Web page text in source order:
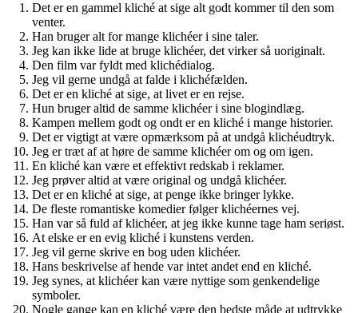
Det er en gammel kliché at sige alt godt kommer til den som
venter.
Han bruger alt for mange klichéer i sine taler.
Jeg kan ikke lide at bruge klichéer, det virker så uoriginalt.
Den film var fyldt med klichédialog.
Jeg vil gerne undgå at falde i klichéfælden.
Det er en kliché at sige, at livet er en rejse.
Hun bruger altid de samme klichéer i sine blogindlæg.
Kampen mellem godt og ondt er en kliché i mange historier.
Det er vigtigt at være opmærksom på at undgå klichéudtryk.
Jeg er træt af at høre de samme klichéer om og om igen.
En kliché kan være et effektivt redskab i reklamer.
Jeg prøver altid at være original og undgå klichéer.
Det er en kliché at sige, at penge ikke bringer lykke.
De fleste romantiske komedier følger klichéernes vej.
Han var så fuld af klichéer, at jeg ikke kunne tage ham seriøst.
At elske er en evig kliché i kunstens verden.
Jeg vil gerne skrive en bog uden klichéer.
Hans beskrivelse af hende var intet andet end en kliché.
Jeg synes, at klichéer kan være nyttige som genkendelige
symboler.
Nogle gange kan en kliché være den bedste måde at udtrykke